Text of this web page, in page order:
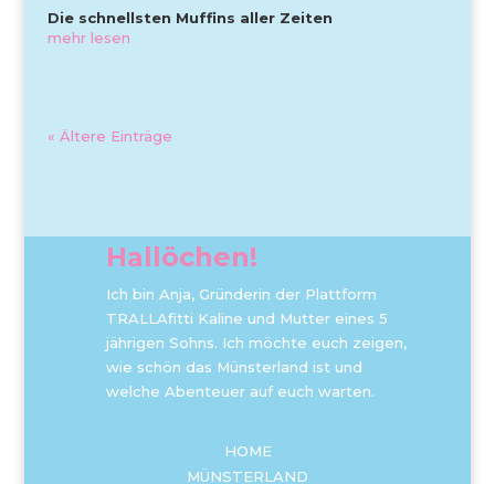
Die schnellsten Muffins aller Zeiten
mehr lesen
« Ältere Einträge
Hallöchen!
Ich bin Anja, Gründerin der Plattform
TRALLAfitti Kaline und Mutter eines 5
jährigen Sohns. Ich möchte euch zeigen,
wie schön das Münsterland ist und
welche Abenteuer auf euch warten.
HOME
MÜNSTERLAND